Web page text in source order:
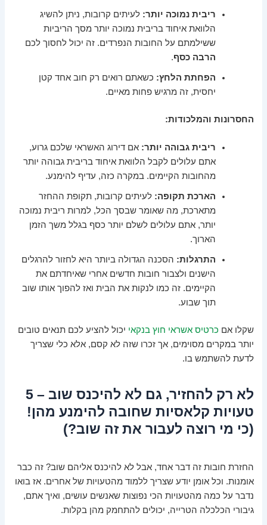
ריבית נמוכה יותר: לעיתים קרובות, ניתן להשיג
הלוואת איחוד בריבית נמוכה יותר מסך הריביות
ששילמתם על החובות הנפרדים. זה יכול לחסוך לכם
הרבה כסף.
הפחתת הלחץ: כשאתם רואים רק חוב אחד קטן
יחסית, זה מרגיש פחות מאיים.
החסרונות והמלכודות:
ריבית גבוהה יותר: אם דירוג האשראי שלכם גרוע,
אתם עלולים לקבל הלוואת איחוד בריבית גבוהה יותר
מהחובות הקיימים. במקרה כזה, עדיף להימנע.
הארכת תקופה: לעיתים קרובות, תקופת ההחזר
מתארכת, מה שאומר שבסך הכל, למרות ריבית נמוכה
יותר, אתם עלולים לשלם יותר כסף בגלל משך הזמן
הארוך.
התרגלות: הסכנה הגדולה ביותר היא לחזור להרגלים
הישנים ולצבור חובות חדשים אחרי שאיחדתם את
הקיימים. זה כמו לנקות את הבית ואז להפוך אותו שוב
תוך שבוע.
שקלו אם כרטיס אשראי חוץ בנקאי יכול להציע לכם תנאים טובים
יותר במקרים מסוימים, אך זכרו שזה לא קסם, אלא כלי שצריך
לדעת להשתמש בו.
לא רק להחזיר, גם לא להיכנס שוב – 5
טעויות קלאסיות שחובה להימנע מהן!
(כי מי רוצה לעבור את זה שוב?)
החזרת חובות זה דבר אחד, אבל לא להיכנס אליהם שוב? זה כבר
אומנות. וכל אומן יודע שצריך ללמוד מהטעויות של אחרים. אז בואו
נדבר על כמה מהטעויות הכי נפוצות שאנשים עושים, ואיך אתם,
גיבורי הכלכלה הטרייה, יכולים להתחמק מהן בקלות.